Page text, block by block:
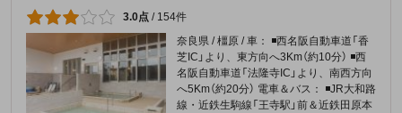
3.0点 / 154件
奈良県 / 橿原 / 車： ◾️西名阪自動車道「香
芝IC」より、東方向へ3Km（約10分） ◾️西
名阪自動車道「法隆寺IC」より、南西方向
へ5Km（約20分） 電車＆バス： ◾️JR大和路
線・近鉄生駒線「王寺駅」前＆近鉄田原本